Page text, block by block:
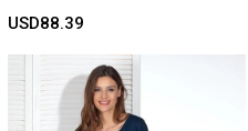
USD88.39